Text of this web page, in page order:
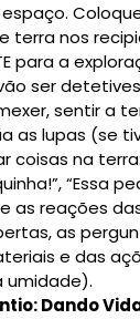
espaço.
terra nos
para a
ser
sentir a
as lupas (se
coisas na
“Essa
as reações
as
e das
umidade).
Dando